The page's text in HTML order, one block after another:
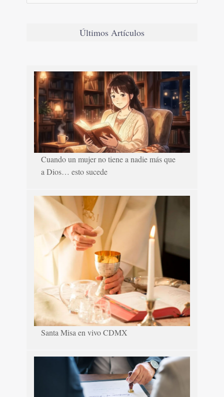
Últimos Artículos
Cuando un mujer no tiene a nadie más que
a Dios… esto sucede
Santa Misa en vivo CDMX